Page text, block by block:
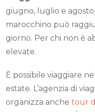
giugno, luglio e
marocchino può
giorno. Per chi non è
elevate.
È possibile viaggiare
estate. L’agenzia di
organizza anche tour